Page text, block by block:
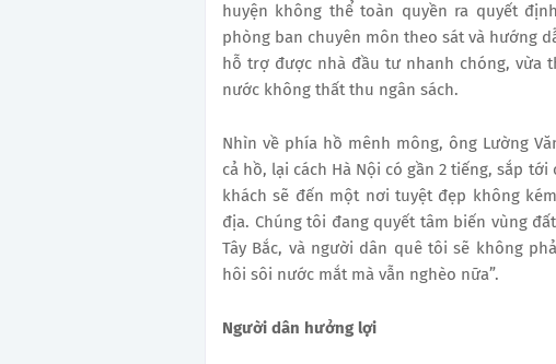
huyện không thể toàn quyền ra quyết
phòng ban chuyên môn theo sát và hướng
hỗ trợ được nhà đầu tư nhanh chóng, vừa
nước không thất thu ngân sách.
Nhìn về phía hồ mênh mông, ông Lường
cả hồ, lại cách Hà Nội có gần 2 tiếng, sắp
khách sẽ đến một nơi tuyệt đẹp không
địa. Chúng tôi đang quyết tâm biến vùng
Tây Bắc, và người dân quê tôi sẽ không
hôi sôi nước mắt mà vẫn nghèo nữa”.
Người dân hưởng lợi